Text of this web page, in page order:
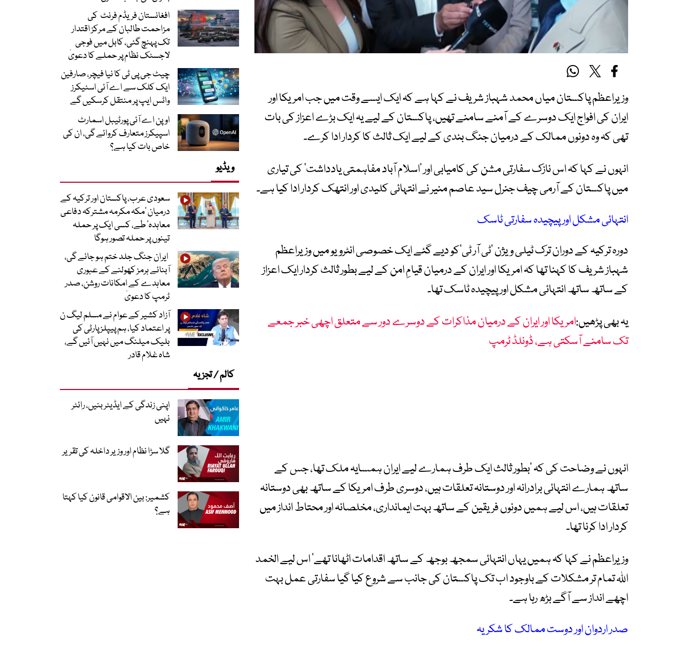
وزیراعظم پاکستان میاں محمد شہباز شریف نے کہا ہے کہ ایک ایسے وقت میں جب امریکا اور
ایران کی افواج ایک دوسرے کے آمنے سامنے تھیں، پاکستان کے لیے یہ ایک بڑے اعزاز کی بات
تھی کہ وہ دونوں ممالک کے درمیان جنگ بندی کے لیے ایک ثالث کا کردار ادا کرے۔
انہوں نے کہا کہ اس نازک سفارتی مشن کی کامیابی اور ’اسلام آباد مفاہمتی یادداشت‘ کی تیاری
میں پاکستان کے آرمی چیف جنرل سید عاصم منیر نے انتہائی کلیدی اور انتھک کردار ادا کیا ہے۔
انتہائی مشکل اور پیچیدہ سفارتی ٹاسک
دورہ ترکیہ کے دوران ترک ٹیلی ویژن ’ٹی آر ٹی‘کو دیے گئے ایک خصوصی انٹرویو میں وزیراعظم
شہباز شریف کا کہنا تھا کہ امریکا اور ایران کے درمیان قیامِ امن کے لیے بطور ثالث کردار ایک اعزاز
کے ساتھ ساتھ انتہائی مشکل اور پیچیدہ ٹاسک تھا۔
یہ بھی پڑھیں:امریکا اور ایران کے درمیان مذاکرات کے دوسرے دور سے متعلق اچھی خبر جمعے
تک سامنے آسکتی ہے، ڈونلڈ ٹرمپ
انہوں نے وضاحت کی کہ ’بطور ثالث ایک طرف ہمارے لیے ایران ہمسایہ ملک تھا، جس کے
ساتھ ہمارے انتہائی برادرانہ اور دوستانہ تعلقات ہیں، دوسری طرف امریکا کے ساتھ بھی دوستانہ
تعلقات ہیں، اس لیے ہمیں دونوں فریقین کے ساتھ بہت ایمانداری، مخلصانہ اور محتاط انداز میں
کردار ادا کرنا تھا۔
وزیراعظم نے کہا کہ ہمیں یہاں انتہائی سمجھ بوجھ کے ساتھ اقدامات اٹھانا تھے‘ اس لیے الخمد
اللہ تمام تر مشکلات کے باوجود اب تک پاکستان کی جانب سے شروع کیا گیا سفارتی عمل بہت
اچھے انداز سے آگے بڑھ رہا ہے۔
صدر اردوان اور دوست ممالک کا شکریہ
افغانستان فریڈم فرنٹ کی
مزاحمت طالبان کے مرکز اقتدار
تک پہنچ گئی، کابل میں فوجی
لاجسٹک نظام پر حملے کا دعویٰ
چیٹ جی پی ٹی کا نیا فیچر، صارفین
ایک کلک سے اے آئی اسٹیکرز
واٹس ایپ پر منتقل کرسکیں گے
اوپن اے آئی پورٹیبل اسمارٹ
اسپیکرز متعارف کروائے گی، ان کی
خاص بات کیا ہے؟
ویڈیو
سعودی عرب، پاکستان اور ترکیہ کے
درمیان ’مکہ مکرمہ مشترکہ دفاعی
معاہدہ‘ طے، کسی ایک پر حملہ
تینوں پر حملہ تصور ہوگا
ایران جنگ جلد ختم ہو جائے گی،
آبنائے ہرمز کھولنے کے عبوری
معاہدے کے امکانات روشن، صدر
ٹرمپ کا دعویٰ
آزاد کشیر کے عوام نے مسلم لیگ ن
پر اعتماد کیا، ہم پیپلز پارٹی کی
بلیک میلنگ میں نہیں آئیں گے،
شاہ غلام قادر
کالم / تجزیہ
اپنی زندگی کے ایڈیٹر بنیں، رائٹر
نہیں
گلا سڑا نظام اور وزیر داخلہ کی تقریر
کشمیر: بین الاقوامی قانون کیا کہتا
ہے؟